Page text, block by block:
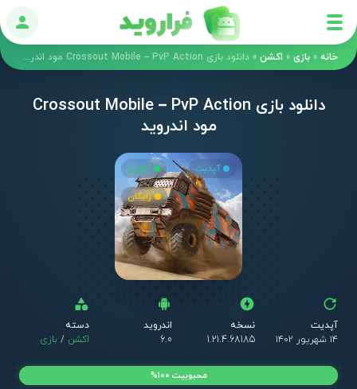
ورود
خانه » بازی » اکشن » دانلود بازی Crossout Mobile – PvP Action مود اندروید
دانلود بازی Crossout Mobile – PvP Action
مود اندروید
آپدیت آنلاین
رایگان
آپدیت
۱۴ شهریور ۱۴۰۲
نسخه
1.21.4.68185
اندروید
6.0
دسته
اکشن / بازی
محبوبیت 100%